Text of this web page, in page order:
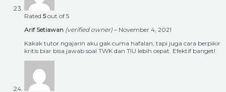
Rated 5out of 5
Arif Setiawan (verified owner) – November 4, 2021
Kakak tutor ngajarin aku gak cuma hafalan, tapi juga cara berpikir
kritis biar bisa jawab soal TWK dan TIU lebih cepat. Efektif banget!